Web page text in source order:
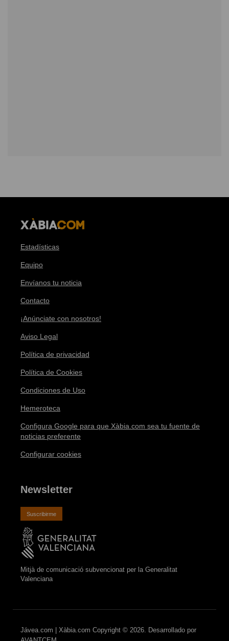
Estadísticas
Equipo
Envíanos tu noticia
Contacto
¡Anúnciate con nosotros!
Aviso Legal
Política de privacidad
Política de Cookies
Condiciones de Uso
Hemeroteca
Configura Google para que Xàbia.com sea tu fuente de
noticias preferente
Configurar cookies
Newsletter
Suscribirme
Mitjà de comunicació subvencionat per la Generalitat
Valenciana
Jávea.com | Xàbia.com Copyright © 2026. Desarrollado por